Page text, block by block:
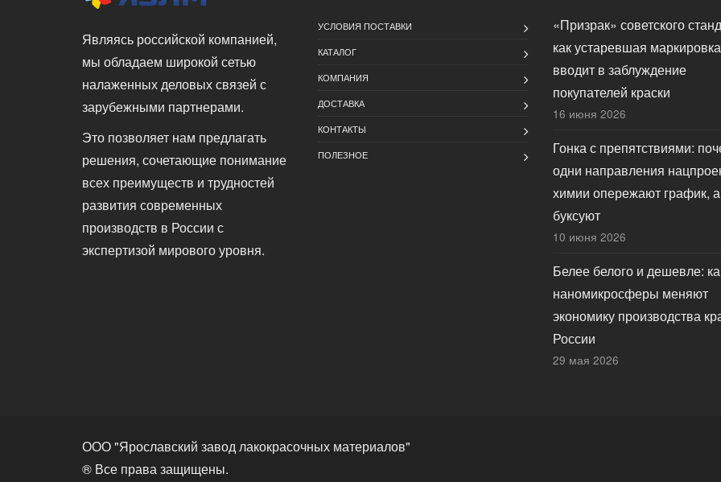
Являясь российской компанией,
мы обладаем широкой сетью
налаженных деловых связей с
зарубежными партнерами.
Это позволяет нам предлагать
решения, сочетающие понимание
всех преимуществ и трудностей
развития современных
производств в России с
экспертизой мирового уровня.
УСЛОВИЯ ПОСТАВКИ
КАТАЛОГ
КОМПАНИЯ
ДОСТАВКА
КОНТАКТЫ
ПОЛЕЗНОЕ
«Призрак» советского
как устаревшая маркировка
вводит в заблуждение
покупателей краски
16 июня 2026
Гонка с препятствиями:
одни направления
химии опережают график,
буксуют
10 июня 2026
Белее белого и дешевле:
наномикросферы меняют
экономику производства
России
29 мая 2026
ООО "Ярославский завод лакокрасочных материалов"
® Все права защищены.